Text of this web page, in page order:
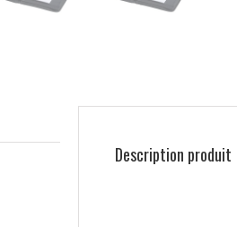
Description produit